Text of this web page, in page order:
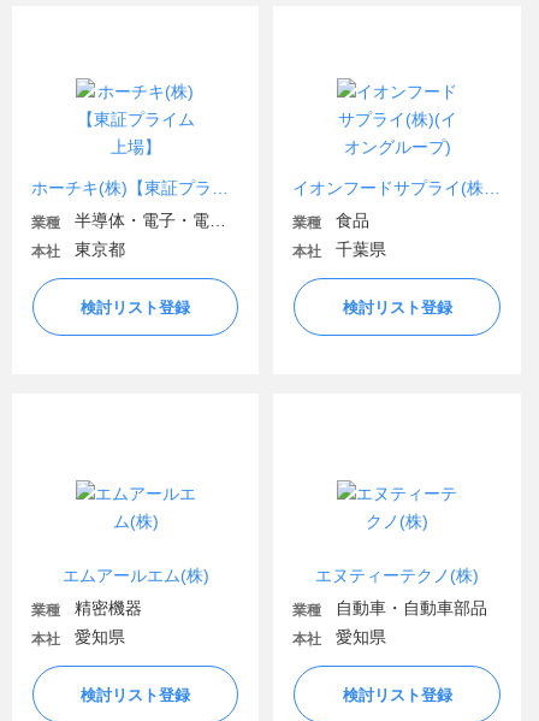
業種
本社 東京都
検討リスト登録
業種 食品
本社 千葉県
検討リスト登録
エムアールエム(株)
業種 精密機器
本社 愛知県
検討リスト登録
エヌティーテクノ(株)
業種 自動車・自動車部品
本社 愛知県
検討リスト登録